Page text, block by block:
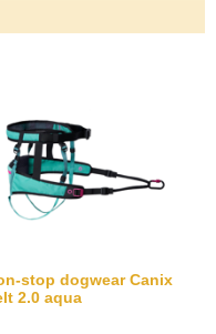
stop dogwear Canix
2.0 aqua